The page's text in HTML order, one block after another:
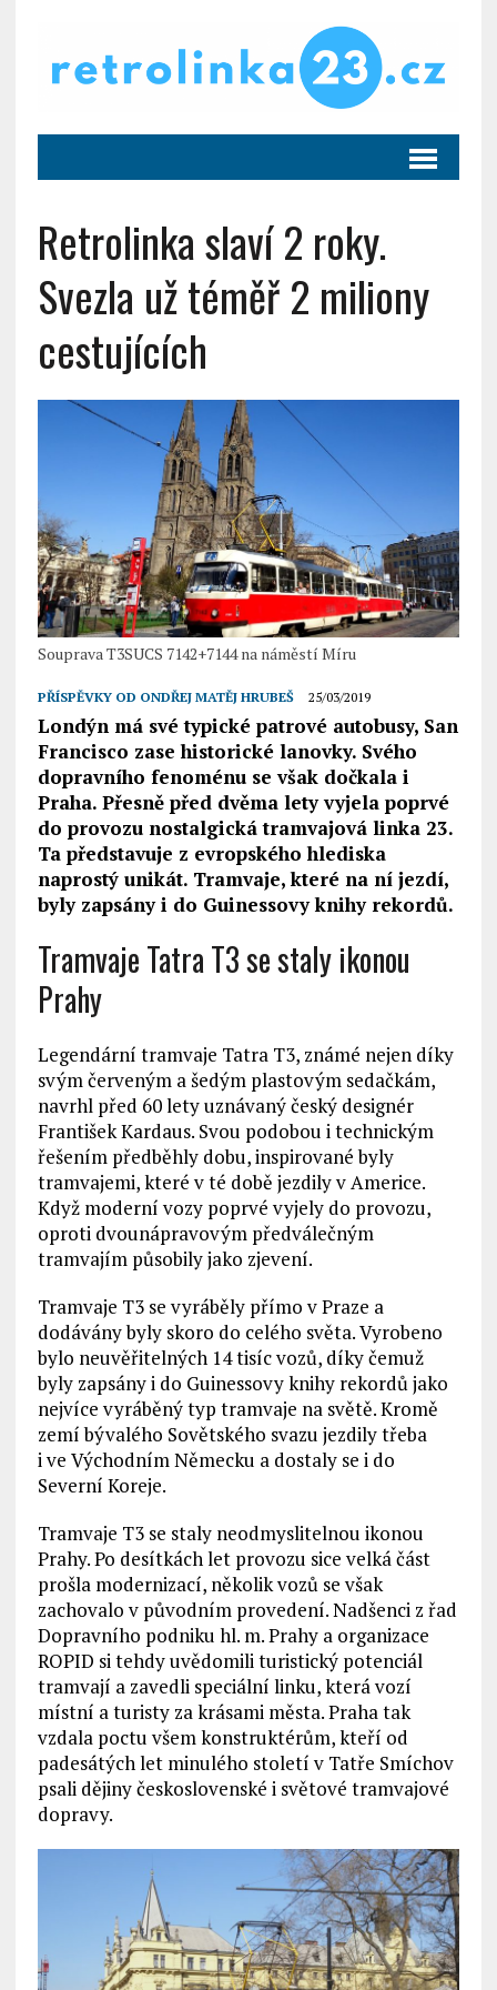
Retrolinka slaví 2 roky.
Svezla už téměř 2 miliony
cestujících
Souprava T3SUCS 7142+7144 na náměstí Míru
PŘÍSPĚVKY OD ONDŘEJ MATĚJ HRUBEŠ 25/03/2019
Londýn má své typické patrové autobusy, San
Francisco zase historické lanovky. Svého
dopravního fenoménu se však dočkala i
Praha. Přesně před dvěma lety vyjela poprvé
do provozu nostalgická tramvajová linka 23.
Ta představuje z evropského hlediska
naprostý unikát. Tramvaje, které na ní jezdí,
byly zapsány i do Guinessovy knihy rekordů.
Tramvaje Tatra T3 se staly ikonou
Prahy
Legendární tramvaje Tatra T3, známé nejen díky
svým červeným a šedým plastovým sedačkám,
navrhl před 60 lety uznávaný český designér
František Kardaus. Svou podobou i technickým
řešením předběhly dobu, inspirované byly
tramvajemi, které v té době jezdily v Americe.
Když moderní vozy poprvé vyjely do provozu,
oproti dvounápravovým předválečným
tramvajím působily jako zjevení.
Tramvaje T3 se vyráběly přímo v Praze a
dodávány byly skoro do celého světa. Vyrobeno
bylo neuvěřitelných 14 tisíc vozů, díky čemuž
byly zapsány i do Guinessovy knihy rekordů jako
nejvíce vyráběný typ tramvaje na světě. Kromě
zemí bývalého Sovětského svazu jezdily třeba
i ve Východním Německu a dostaly se i do
Severní Koreje.
Tramvaje T3 se staly neodmyslitelnou ikonou
Prahy. Po desítkách let provozu sice velká část
prošla modernizací, několik vozů se však
zachovalo v původním provedení. Nadšenci z řad
Dopravního podniku hl. m. Prahy a organizace
ROPID si tehdy uvědomili turistický potenciál
tramvají a zavedli speciální linku, která vozí
místní a turisty za krásami města. Praha tak
vzdala poctu všem konstruktérům, kteří od
padesátých let minulého století v Tatře Smíchov
psali dějiny československé i světové tramvajové
dopravy.